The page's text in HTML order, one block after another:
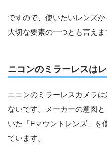
ですので、使いたいレンズか
大切な要素の一つとも言えま
ニコンのミラーレスは
ニコンのミラーレスカメラ
ないです。メーカーの意図
いた「Fマウントレンズ」を
ています。